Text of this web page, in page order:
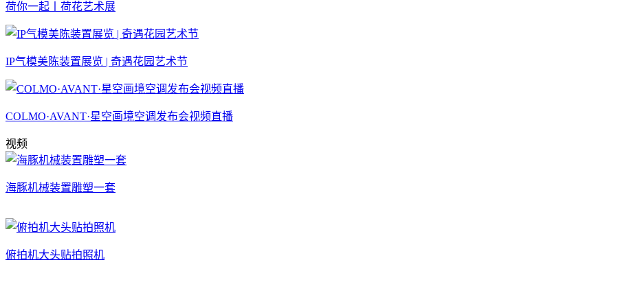
荷你一起丨荷花艺术展
IP气模美陈装置展览 | 奇遇花园艺术节
COLMO·AVANT·星空画境空调发布会视频直播
视频
海豚机械装置雕塑一套
俯拍机大头贴拍照机